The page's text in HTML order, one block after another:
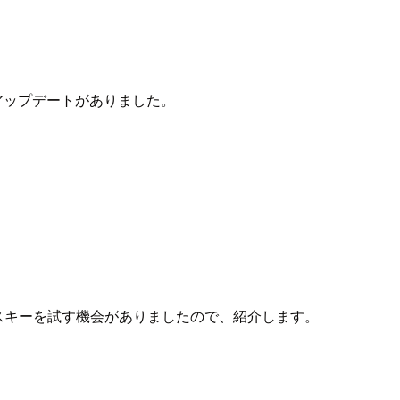
プデートがありました。
ーを試す機会がありましたので、紹介します。